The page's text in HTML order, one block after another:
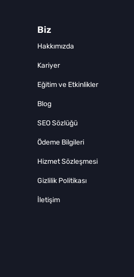
Biz
Hakkımızda
Kariyer
Eğitim ve Etkinlikler
Blog
SEO Sözlüğü
Ödeme Bilgileri
Hizmet Sözleşmesi
Gizlilik Politikası
İletişim